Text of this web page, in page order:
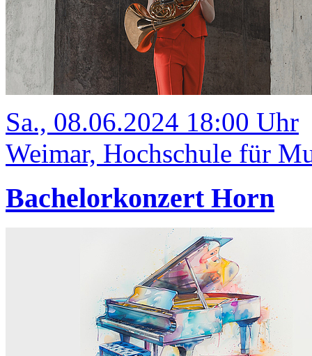
Sa., 08.06.2024 18:00 Uhr
Weimar, Hochschule für
Bachelorkonzert Horn